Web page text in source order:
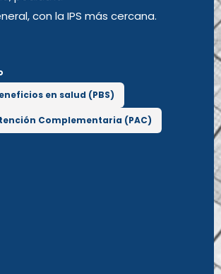
con la IPS más cercana.
en salud (PBS)
Complementaria (PAC)